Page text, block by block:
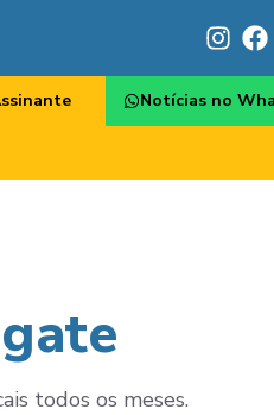
Notícias no
todos os meses.